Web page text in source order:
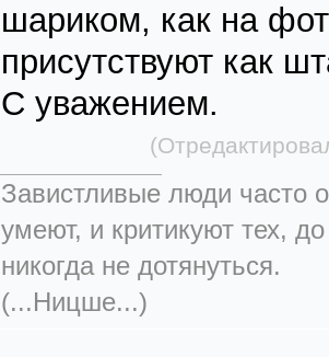
шариком, как на
присутствуют как
С уважением.
Завистливые люди часто
умеют, и критикуют тех,
никогда не дотянуться.
(...Ницше...)